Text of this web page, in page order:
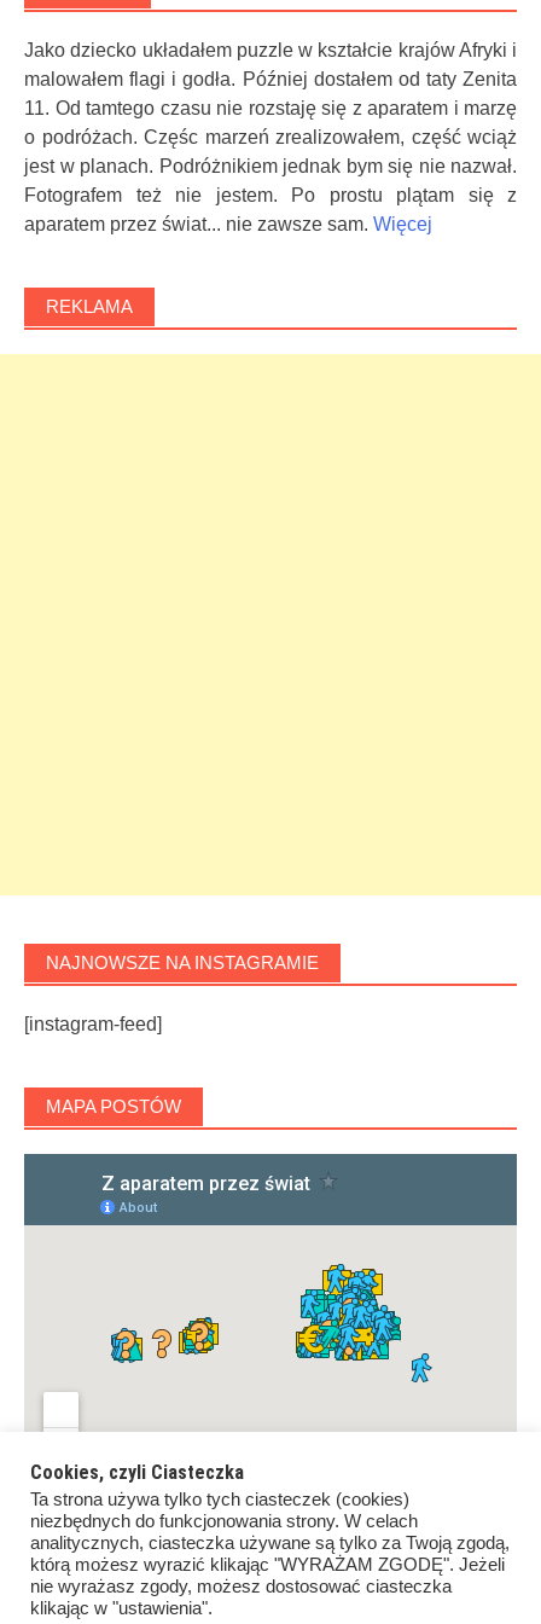
Jako dziecko układałem puzzle w kształcie krajów Afryki i
malowałem flagi i godła. Później dostałem od taty Zenita
11. Od tamtego czasu nie rozstaję się z aparatem i marzę
o podróżach. Częśc marzeń zrealizowałem, część wciąż
jest w planach. Podróżnikiem jednak bym się nie nazwał.
Fotografem też nie jestem. Po prostu plątam się z
aparatem przez świat... nie zawsze sam. Więcej
REKLAMA
NAJNOWSZE NA INSTAGRAMIE
[instagram-feed]
MAPA POSTÓW
Cookies, czyli Ciasteczka
Ta strona używa tylko tych ciasteczek (cookies)
niezbędnych do funkcjonowania strony. W celach
analitycznych, ciasteczka używane są tylko za Twoją zgodą,
którą możesz wyrazić klikając "WYRAŻAM ZGODĘ". Jeżeli
nie wyrażasz zgody, możesz dostosować ciasteczka
klikając w "ustawienia".